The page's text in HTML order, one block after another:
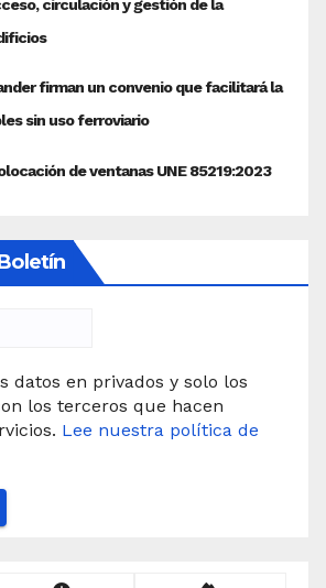
datos en privados y solo los
los terceros que hacen
Lee nuestra política de